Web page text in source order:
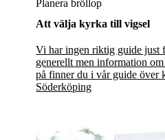
Planera bröllop
Att välja kyrka till vigsel
Vi har ingen riktig guide just
generellt men information
på finner du i vår guide
Söderköping